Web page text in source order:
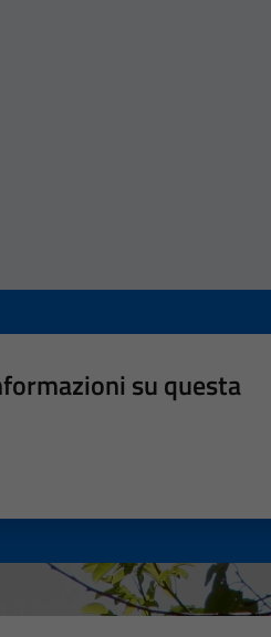
su questa